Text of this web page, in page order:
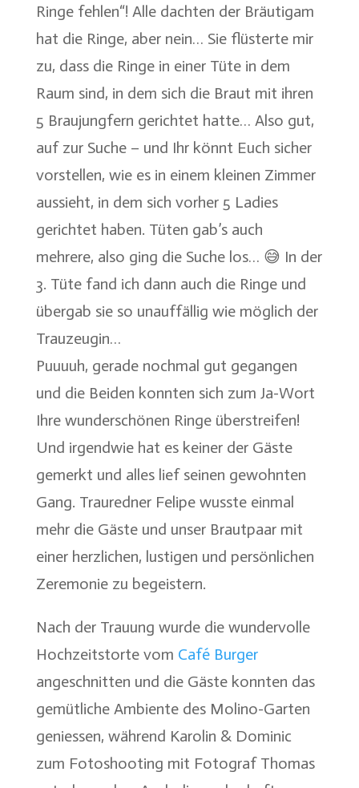
Ringe fehlen“! Alle dachten der Bräutigam
hat die Ringe, aber nein… Sie flüsterte mir
zu, dass die Ringe in einer Tüte in dem
Raum sind, in dem sich die Braut mit ihren
5 Braujungfern gerichtet hatte… Also gut,
auf zur Suche – und Ihr könnt Euch sicher
vorstellen, wie es in einem kleinen Zimmer
aussieht, in dem sich vorher 5 Ladies
gerichtet haben. Tüten gab’s auch
mehrere, also ging die Suche los… 😅 In der
3. Tüte fand ich dann auch die Ringe und
übergab sie so unauffällig wie möglich der
Trauzeugin…
Puuuuh, gerade nochmal gut gegangen
und die Beiden konnten sich zum Ja-Wort
Ihre wunderschönen Ringe überstreifen!
Und irgendwie hat es keiner der Gäste
gemerkt und alles lief seinen gewohnten
Gang. Trauredner Felipe wusste einmal
mehr die Gäste und unser Brautpaar mit
einer herzlichen, lustigen und persönlichen
Zeremonie zu begeistern.
Nach der Trauung wurde die wundervolle
Hochzeitstorte vom Café Burger
angeschnitten und die Gäste konnten das
gemütliche Ambiente des Molino-Garten
geniessen, während Karolin & Dominic
zum Fotoshooting mit Fotograf Thomas